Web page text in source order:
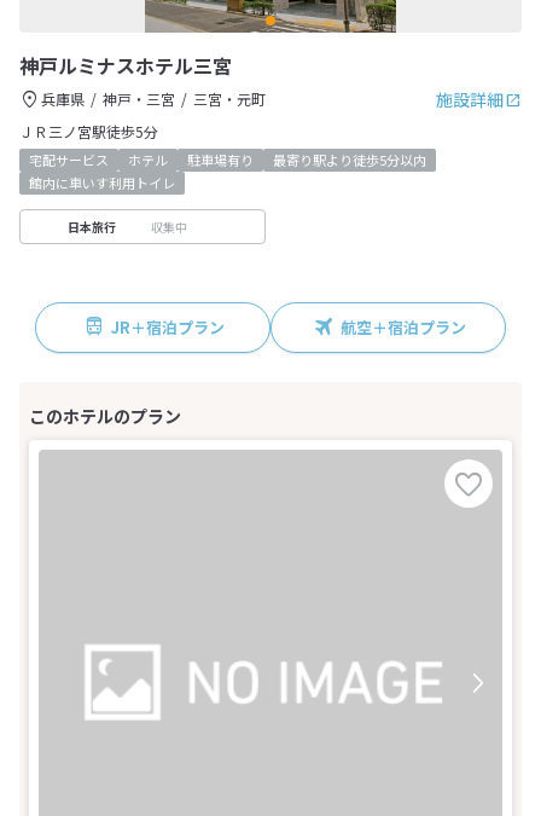
神戸ルミナスホテル三宮
施設詳細
兵庫県 神戸・三宮
三宮・元町
ＪＲ三ノ宮駅徒歩5分
宅配サービス ホテル 駐車場有り
最寄り駅より徒歩5分以内
館内に車いす利用トイレ
日本旅行 収集中
JR＋宿泊プラン 航空＋宿泊プラン